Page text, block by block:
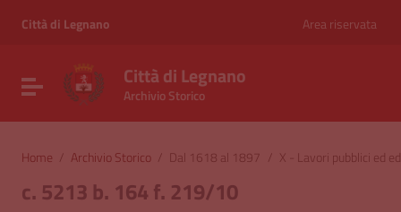
Vai al menu di navigazione
Città di Legnano Area riservata
Attiva / disattiva la navigazione
Città di Legnano
Archivio Storico
Home / Archivio Storico / Dal 1618 al 1897 / X - Lavori pubblici ed
c. 5213 b. 164 f. 219/10